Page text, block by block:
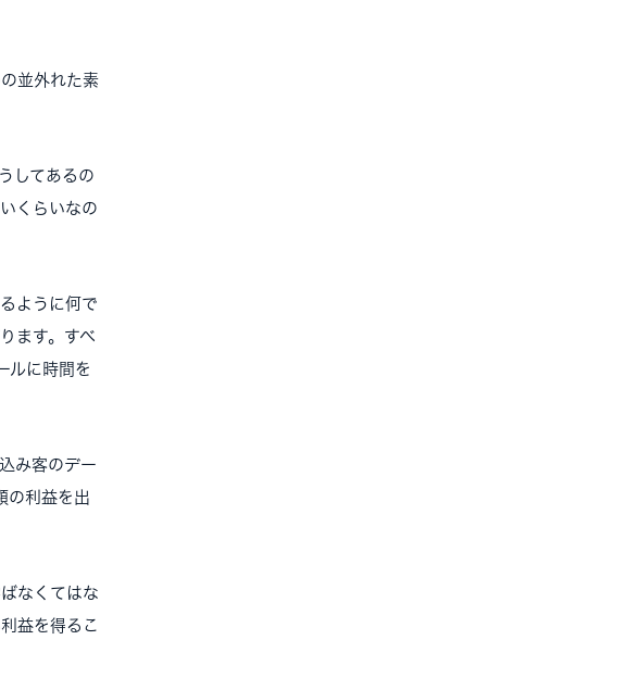
並外れた素
してあるの
くらいなの
ように何で
ます。すべ
ルに時間を
み客のデー
の利益を出
なくてはな
益を得るこ